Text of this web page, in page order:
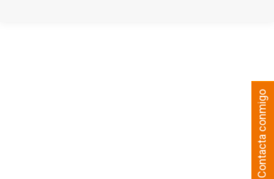
Contacta conmigo